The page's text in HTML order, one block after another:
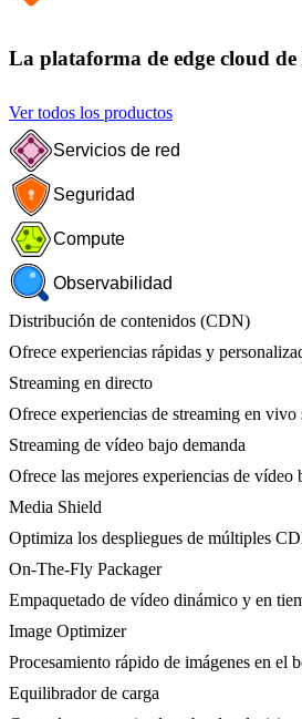
La plataforma de edge cloud
Ver todos los productos
Servicios de red
Seguridad
Compute
Observabilidad
Distribución de contenidos (CDN)
Ofrece experiencias rápidas y
Streaming en directo
Ofrece experiencias de streaming en
Streaming de vídeo bajo demanda
Ofrece las mejores experiencias de vídeo
Media Shield
Optimiza los despliegues de múltiples
On-The-Fly Packager
Empaquetado de vídeo dinámico y en
Image Optimizer
Procesamiento rápido de imágenes en el
Equilibrador de carga